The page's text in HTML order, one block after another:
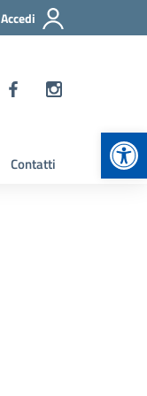
Accedi
Contatti